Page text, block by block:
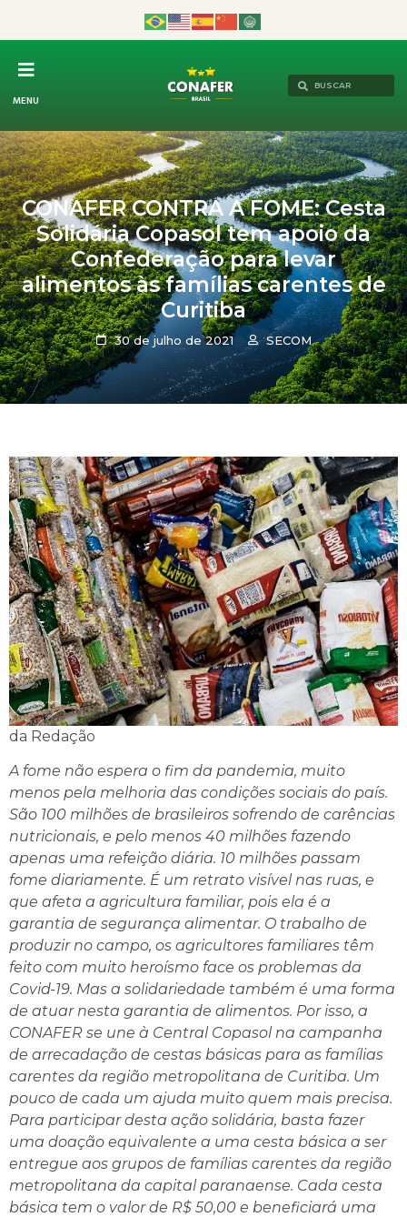
MENU
CONAFER CONTRA A FOME: Cesta
Solidária Copasol tem apoio da
Confederação para levar
alimentos às famílias carentes de
Curitiba
30 de julho de 2021 SECOM
da Redação
A fome não espera o fim da pandemia, muito
menos pela melhoria das condições sociais do país.
São 100 milhões de brasileiros sofrendo de carências
nutricionais, e pelo menos 40 milhões fazendo
apenas uma refeição diária. 10 milhões passam
fome diariamente. É um retrato visível nas ruas, e
que afeta a agricultura familiar, pois ela é a
garantia de segurança alimentar. O trabalho de
produzir no campo, os agricultores familiares têm
feito com muito heroísmo face os problemas da
Covid-19. Mas a solidariedade também é uma forma
de atuar nesta garantia de alimentos. Por isso, a
CONAFER se une à Central Copasol na campanha
de arrecadação de cestas básicas para as famílias
carentes da região metropolitana de Curitiba. Um
pouco de cada um ajuda muito quem mais precisa.
Para participar desta ação solidária, basta fazer
uma doação equivalente a uma cesta básica a ser
entregue aos grupos de famílias carentes da região
metropolitana da capital paranaense. Cada cesta
básica tem o valor de R$ 50,00 e beneficiará uma